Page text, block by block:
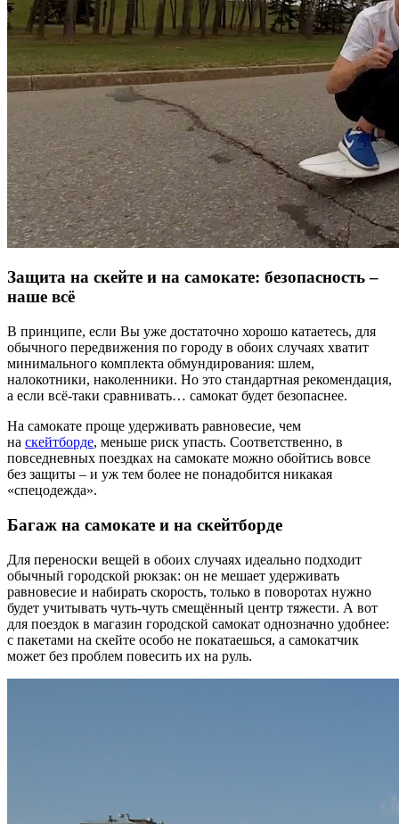
Защита на скейте и на самокате: безопасность –
наше всё
В принципе, если Вы уже достаточно хорошо катаетесь, для
обычного передвижения по городу в обоих случаях хватит
минимального комплекта обмундирования: шлем,
налокотники, наколенники. Но это стандартная рекомендация,
а если всё-таки сравнивать… самокат будет безопаснее.
На самокате проще удерживать равновесие, чем
на скейтборде, меньше риск упасть. Соответственно, в
повседневных поездках на самокате можно обойтись вовсе
без защиты – и уж тем более не понадобится никакая
«спецодежда».
Багаж на самокате и на скейтборде
Для переноски вещей в обоих случаях идеально подходит
обычный городской рюкзак: он не мешает удерживать
равновесие и набирать скорость, только в поворотах нужно
будет учитывать чуть-чуть смещённый центр тяжести. А вот
для поездок в магазин городской самокат однозначно удобнее:
с пакетами на скейте особо не покатаешься, а самокатчик
может без проблем повесить их на руль.